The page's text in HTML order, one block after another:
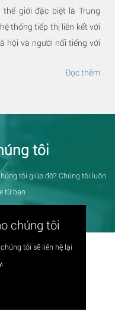
giới đặc biệt là Trung
thống tiếp thị liên kết với
hội và người nổi tiếng với
Đọc thêm
tôi
tôi giúp đỡ? Chúng tôi luôn
từ bạn
chúng tôi
tôi sẽ liên hệ lại